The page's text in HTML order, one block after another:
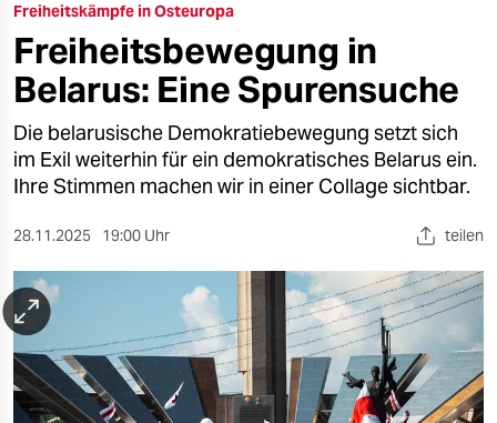
öko
gesellschaft
kultur
sport
nord
wahrheit
verlag
verlag
Freiheitskämpfe in Osteuropa
Freiheitsbewegung in
Belarus: Eine Spurensuche
Die belarusische Demokratiebewegung setzt sich
im Exil weiterhin für ein demokratisches Belarus ein.
Ihre Stimmen machen wir in einer Collage sichtbar.
28.11.2025 19:00 Uhr teilen